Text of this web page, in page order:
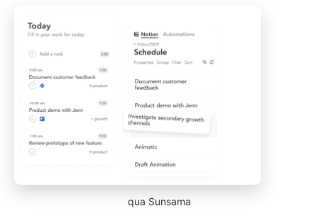
qua Sunsama